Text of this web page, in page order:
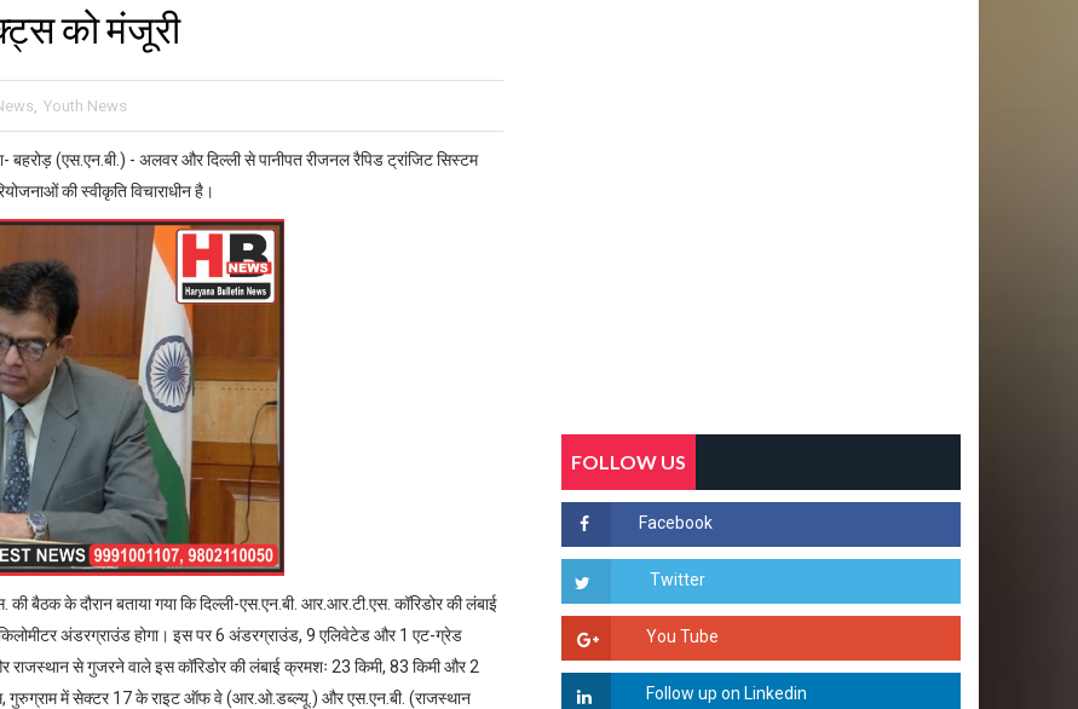
को मंजूरी
, Youth News
बहरोड़ (एस.एन.बी.) - अलवर और दिल्ली से पानीपत रीजनल रैपिड ट्रांजिट सिस्टम
की स्वीकृति विचाराधीन है।
के दौरान बताया गया कि दिल्ली-एस.एन.बी. आर.आर.टी.एस. कॉरिडोर की लंबाई
अंडरग्राउंड होगा। इस पर 6 अंडरग्राउंड, 9 एलिवेटेड और 1 एट-ग्रेड
राजस्थान से गुजरने वाले इस कॉरिडोर की लंबाई क्रमशः 23 किमी, 83 किमी और 2
गुरुग्राम में सेक्टर 17 के राइट ऑफ वे (आर.ओ.डब्ल्यू.) और एस.एन.बी. (राजस्थान
FOLLOW US